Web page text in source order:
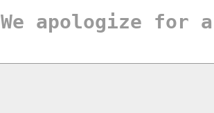
We apologize for